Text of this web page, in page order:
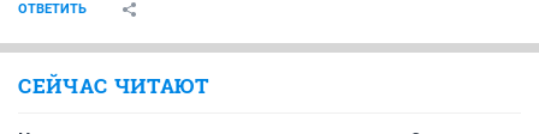
ОТВЕТИТЬ
СЕЙЧАС ЧИТАЮТ